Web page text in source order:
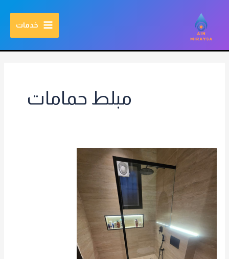
MAIN
MENU
خدمات
مبلط حمامات
ترميم
بالرياض
مؤسسة عين مريسه للمقاولات العامة بالرياض
اطلب الخدمة الان